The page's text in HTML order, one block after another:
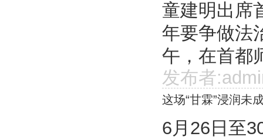
童建明出席
年要争做法
午，在首都
发布者
这场“甘霖”浸润未
6月26日至